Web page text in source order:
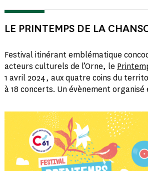
LE PRINTEMPS DE LA
Festival itinérant emblématique
acteurs culturels de l’Orne, le
1 avril 2024, aux quatre coins du
à 18 concerts. Un évènement